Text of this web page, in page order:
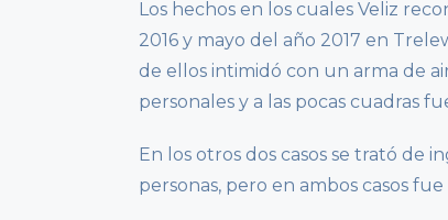
Los hechos en los cuales Veliz
2016 y mayo del año 2017 en
de ellos intimidó con un arma de
personales y a las pocas cuadras
En los otros dos casos se trató de
personas, pero en ambos casos